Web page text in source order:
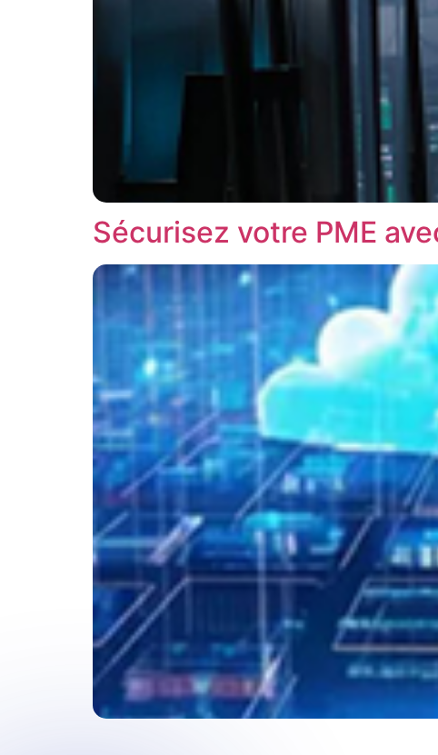
Sécurisez votre PME